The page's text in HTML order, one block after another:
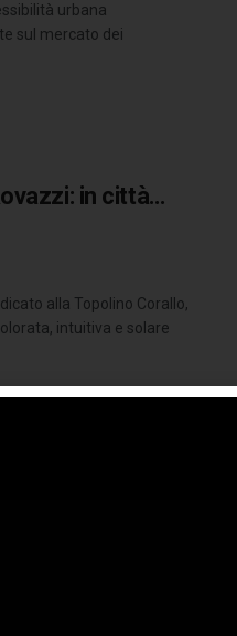
urbana
sul mercato dei
in città…
alla Topolino Corallo,
intuitiva e solare